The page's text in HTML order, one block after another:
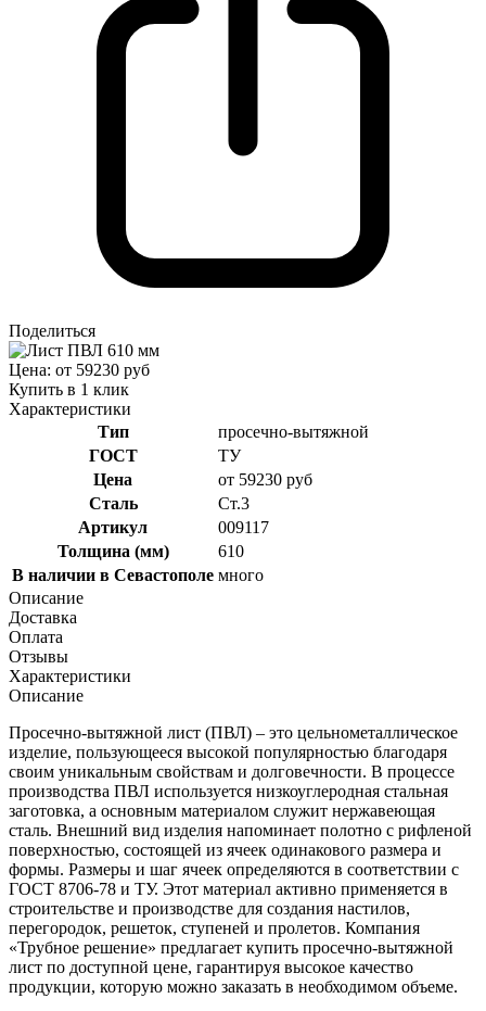
Поделиться
Цена: от 59230 руб
Купить в 1 клик
Характеристики
Тип
просечно-вытяжной
ГОСТ
ТУ
Цена
от 59230 руб
Сталь
Ст.3
Артикул
009117
Толщина (мм)
610
В наличии в Севастополе много
Описание
Доставка
Оплата
Отзывы
Характеристики
Описание
Просечно-вытяжной лист (ПВЛ) – это цельнометаллическое
изделие, пользующееся высокой популярностью благодаря
своим уникальным свойствам и долговечности. В процессе
производства ПВЛ используется низкоуглеродная стальная
заготовка, а основным материалом служит нержавеющая
сталь. Внешний вид изделия напоминает полотно с рифленой
поверхностью, состоящей из ячеек одинакового размера и
формы. Размеры и шаг ячеек определяются в соответствии с
ГОСТ 8706-78 и ТУ. Этот материал активно применяется в
строительстве и производстве для создания настилов,
перегородок, решеток, ступеней и пролетов. Компания
«Трубное решение» предлагает купить просечно-вытяжной
лист по доступной цене, гарантируя высокое качество
продукции, которую можно заказать в необходимом объеме.